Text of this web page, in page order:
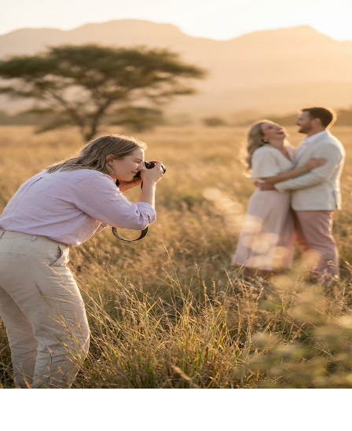
Trou Idees
WelkomTerug
Teken hier in.
E-pos Adres
WagwoordVergeet?
Teken In
Nog nie 'n lid nie? Registreer hier
Jou reis saamTrou Ideesbegin
hier.
Ons gebruik koekies om jou ervaring te verbeter.
Privaatheidsbeleid vir meer inligting.
Aanvaar Weier